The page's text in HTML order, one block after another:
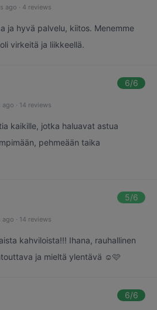
ago · 4 reviews
ja hyvä palvelu, kiitos. Menemme
virkeitä ja liikkeellä.
6/6
ago · 14 reviews
kaikille, jotka haluavat astua
pehmeään taika
5/6
ago · 14 reviews
kahviloista!!! Ihana, rauhallinen
ja mieltä ylentävä ☺️🩷
6/6